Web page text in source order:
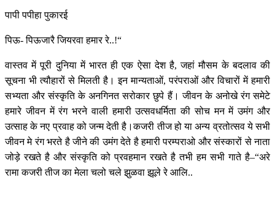
पापी पपीहा पुकारई
पिऊ- पिऊजारै जियरवा हमार रे..!“
वास्तव में पूरी दुनिया में भारत ही एक ऐसा देश है, जहां मौसम के बदलाव की
सूचना भी त्यौहारों से मिलती है। इन मान्यताओं, परंपराओं और विचारों में हमारी
सभ्यता और संस्कृति के अनगिनत सरोकार छुपे हैं। जीवन के अनोखे रंग समेटे
हमारे जीवन में रंग भरने वाली हमारी उत्सवधर्मिता की सोच मन में उमंग और
उत्साह के नए प्रवाह को जन्म देती है।कजरी तीज हो या अन्य व्रतोत्सव ये सभी
जीवन मे रंग भरते है जीने की उमंग देते है हमारी परम्पराओ और संस्कारों से नाता
जोड़े रखते है और संस्कृति को प्रवहमान रखते है तभी हम सभी गाते है–“अरे
रामा कजरी तीज का मेला चलो चले झुळवा झूले रे आलि..